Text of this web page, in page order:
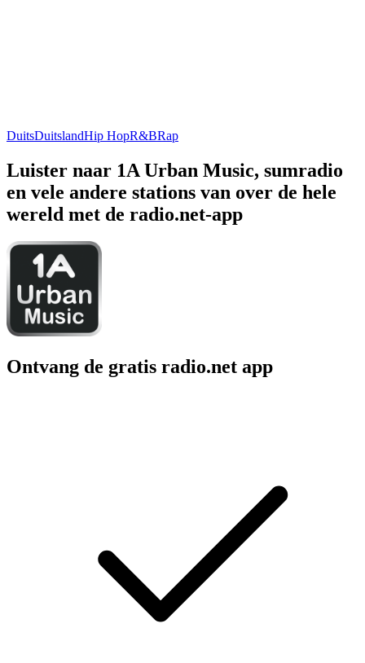
DuitsDuitslandHip HopR&BRap
Luister naar 1A Urban Music, sumradio
en vele andere stations van over de hele
wereld met de radio.net-app
Ontvang de gratis radio.net app